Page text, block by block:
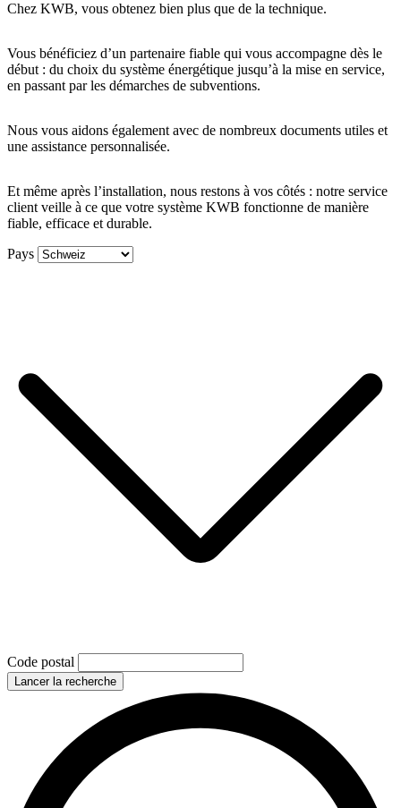
Chez KWB, vous obtenez bien plus que de la technique.
Vous bénéficiez d’un partenaire fiable qui vous accompagne dès le
début : du choix du système énergétique jusqu’à la mise en service,
en passant par les démarches de subventions.
Nous vous aidons également avec de nombreux documents utiles et
une assistance personnalisée.
Et même après l’installation, nous restons à vos côtés : notre service
client veille à ce que votre système KWB fonctionne de manière
fiable, efficace et durable.
Pays
Code postal
Lancer la recherche